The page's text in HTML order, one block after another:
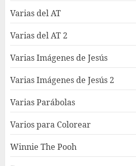
Varias del AT
Varias del AT 2
Varias Imágenes de Jesús
Varias Imágenes de Jesús 2
Varias Parábolas
Varios para Colorear
Winnie The Pooh